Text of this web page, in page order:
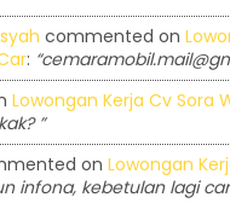
commented on
:
Lowongan Kerja Cv Sora
”
on Lowongan
infona, kebetulan lagi